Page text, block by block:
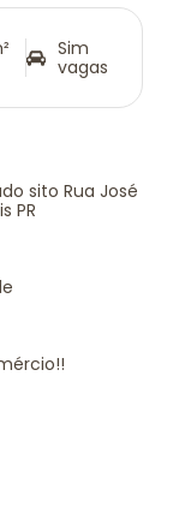
Sim
vagas
sito Rua José
PR